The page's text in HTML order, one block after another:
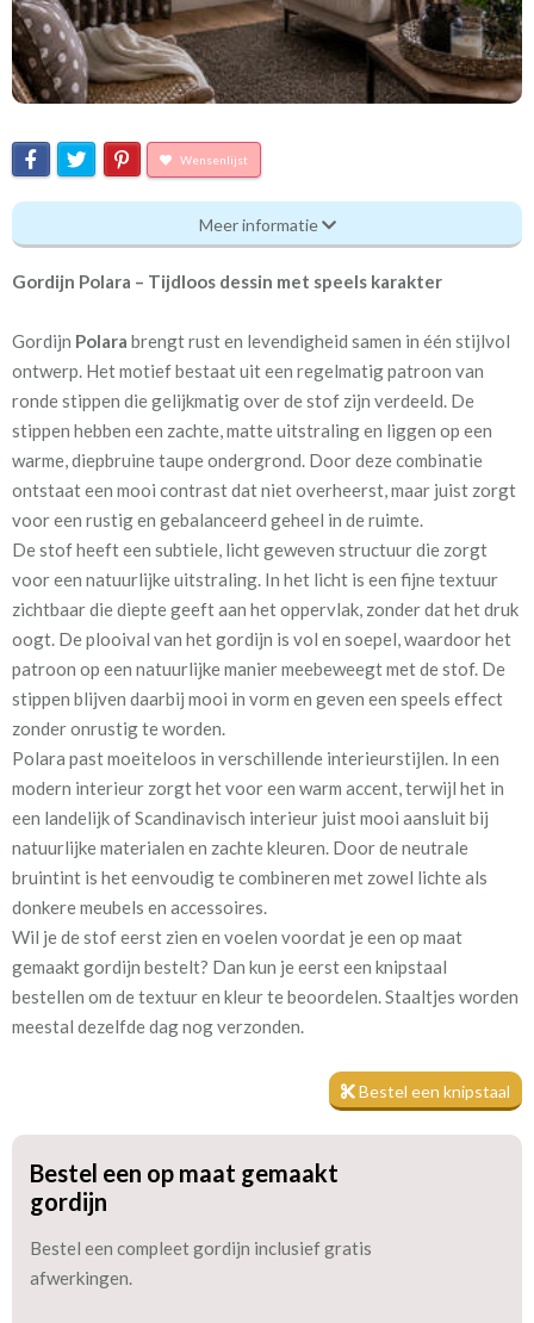
Wensenlijst
Polara
Eigenschappen gordijnstof
Artikelnummer Polara
Patroon: 32 cm
Stofbreedte: 140 cm
Mate van verduistering:
Geen (voering optioneel
tijdens bestelproces)
Meestal eerder, maar houd
rekening met
circa 2-3 weken
Materiaal: Katoen
Voor extra isolatie en verduistering kan tijdens het bestelproces
de optie“Voering”worden aangevinkt. Een voering zorgt
ervoor dat in de wintermaanden de kou zoveel mogelijk buiten
blijft en in de zomerperiode de warmte wordt tegengehouden.
Voor gebruik in een slaapkamer draagt dit bij aan een prettige
nachtrust. Daarnaast werkt een voering geluidsisolerend, helpt
het verkleuring door zonlicht te voorkomen en zorgt het voor
een nette uitstraling aan de buitenzijde.
GordijnenWinkel biedt drie soorten voering:
✱ half verduisterend
✱ 100% verduisterend
Heb je nog vragen? Neem gerust contact met mij op. Op de
meeste vragen kan ik snel een passend antwoord geven.
Meer informatie
Gordijn Polara – Tijdloos dessin met speels karakter
Gordijn Polara brengt rust en levendigheid samen in één stijlvol
ontwerp. Het motief bestaat uit een regelmatig patroon van
ronde stippen die gelijkmatig over de stof zijn verdeeld. De
stippen hebben een zachte, matte uitstraling en liggen op een
warme, diepbruine taupe ondergrond. Door deze combinatie
ontstaat een mooi contrast dat niet overheerst, maar juist zorgt
voor een rustig en gebalanceerd geheel in de ruimte.
De stof heeft een subtiele, licht geweven structuur die zorgt
voor een natuurlijke uitstraling. In het licht is een fijne textuur
zichtbaar die diepte geeft aan het oppervlak, zonder dat het druk
oogt. De plooival van het gordijn is vol en soepel, waardoor het
patroon op een natuurlijke manier meebeweegt met de stof. De
stippen blijven daarbij mooi in vorm en geven een speels effect
zonder onrustig te worden.
Polara past moeiteloos in verschillende interieurstijlen. In een
modern interieur zorgt het voor een warm accent, terwijl het in
een landelijk of Scandinavisch interieur juist mooi aansluit bij
natuurlijke materialen en zachte kleuren. Door de neutrale
bruintint is het eenvoudig te combineren met zowel lichte als
donkere meubels en accessoires.
Wil je de stof eerst zien en voelen voordat je een op maat
gemaakt gordijn bestelt? Dan kun je eerst een knipstaal
bestellen om de textuur en kleur te beoordelen. Staaltjes worden
meestal dezelfde dag nog verzonden.
Bestel een knipstaal
Bestel een op maat gemaakt
gordijn
Bestel een compleet gordijn inclusief gratis
afwerkingen.